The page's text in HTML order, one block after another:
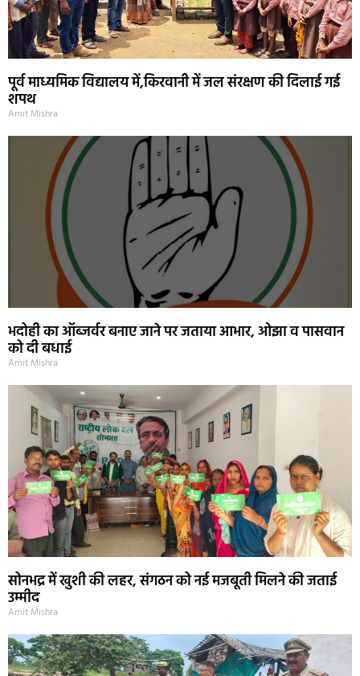
पूर्व माध्यमिक विद्यालय में,किरवानी में जल संरक्षण की दिलाई गई
शपथ
Amit Mishra
भदोही का ऑब्जर्वर बनाए जाने पर जताया आभार, ओझा व पासवान
को दी बधाई
Amit Mishra
सोनभद्र में खुशी की लहर, संगठन को नई मजबूती मिलने की जताई
उम्मीद
Amit Mishra